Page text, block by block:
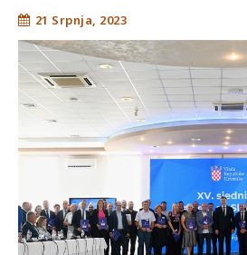
21 Srpnja, 2023